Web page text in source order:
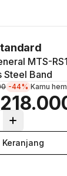
MTS-
Steel Band
-44% Kamu
Keranjang